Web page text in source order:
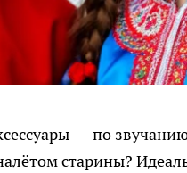
— по
старины?